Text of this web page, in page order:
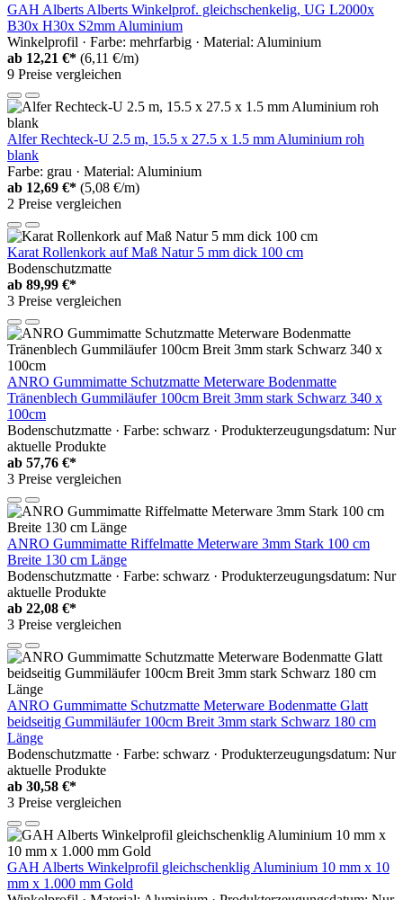
GAH Alberts Alberts Winkelprof. gleichschenkelig, UG L2000x
B30x H30x S2mm Aluminium
Winkelprofil · Farbe: mehrfarbig · Material: Aluminium
ab 12,21 €* (6,11 €/m)
9 Preise vergleichen
Alfer Rechteck-U 2.5 m, 15.5 x 27.5 x 1.5 mm Aluminium roh
blank
Farbe: grau · Material: Aluminium
ab 12,69 €* (5,08 €/m)
2 Preise vergleichen
Karat Rollenkork auf Maß Natur 5 mm dick 100 cm
Bodenschutzmatte
ab 89,99 €*
3 Preise vergleichen
ANRO Gummimatte Schutzmatte Meterware Bodenmatte
Tränenblech Gummiläufer 100cm Breit 3mm stark Schwarz 340 x
100cm
Bodenschutzmatte · Farbe: schwarz · Produkterzeugungsdatum: Nur
aktuelle Produkte
ab 57,76 €*
3 Preise vergleichen
ANRO Gummimatte Riffelmatte Meterware 3mm Stark 100 cm
Breite 130 cm Länge
Bodenschutzmatte · Farbe: schwarz · Produkterzeugungsdatum: Nur
aktuelle Produkte
ab 22,08 €*
3 Preise vergleichen
ANRO Gummimatte Schutzmatte Meterware Bodenmatte Glatt
beidseitig Gummiläufer 100cm Breit 3mm stark Schwarz 180 cm
Länge
Bodenschutzmatte · Farbe: schwarz · Produkterzeugungsdatum: Nur
aktuelle Produkte
ab 30,58 €*
3 Preise vergleichen
GAH Alberts Winkelprofil gleichschenklig Aluminium 10 mm x 10
mm x 1.000 mm Gold